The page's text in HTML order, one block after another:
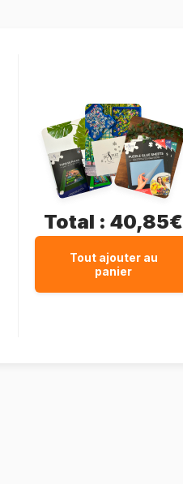
Total : 40,85€
Tout ajouter au
panier